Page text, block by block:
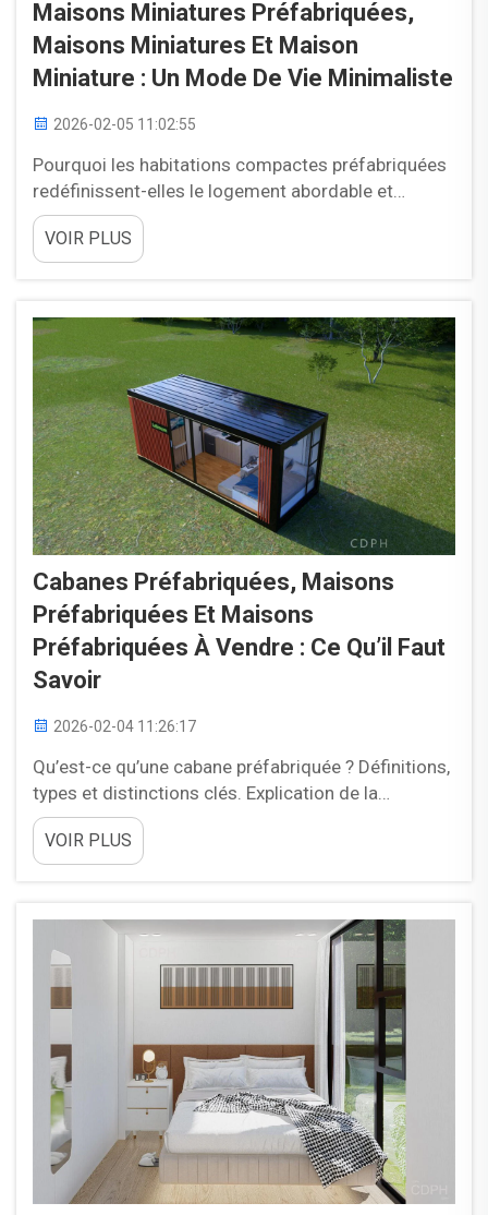
Maisons Miniatures Préfabriquées,
Maisons Miniatures Et Maison
Miniature : Un Mode De Vie Minimaliste
2026-02-05 11:02:55
Pourquoi les habitations compactes préfabriquées
redéfinissent-elles le logement abordable et
durable ? Les habitations compactes préfabriquées
révolutionnent le secteur du logement en alliant
accessibilité financière et responsabilité
de réduire les déchets de 40 % par rapport aux
méthodes traditionnelles...
VOIR PLUS
Cabanes Préfabriquées, Maisons
Préfabriquées Et Maisons
Préfabriquées À Vendre : Ce Qu’il Faut
Savoir
2026-02-04 11:26:17
Qu’est-ce qu’une cabane préfabriquée ? Définitions,
types et distinctions clés. Explication de la
construction préfabriquée : méthodes de
construction hors site. Les cabanes préfabriquées
sont initialement fabriquées en usine, dans des
VOIR PLUS